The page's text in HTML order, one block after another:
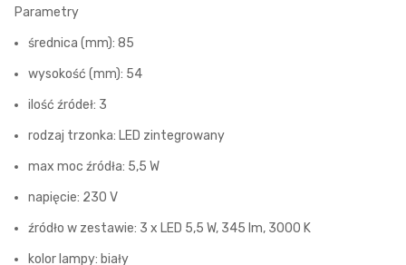
Parametry
średnica (mm): 85
wysokość (mm): 54
ilość źródeł: 3
rodzaj trzonka: LED zintegrowany
max moc źródła: 5,5 W
napięcie: 230 V
źródło w zestawie: 3 x LED 5,5 W, 345 lm, 3000 K
kolor lampy: biały